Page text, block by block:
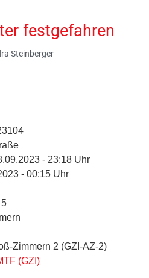
festgefahren
Steinberger
- 23:18 Uhr
- 00:15 Uhr
5
Zimmern 2 (GZI-AZ-2)
(GZI)